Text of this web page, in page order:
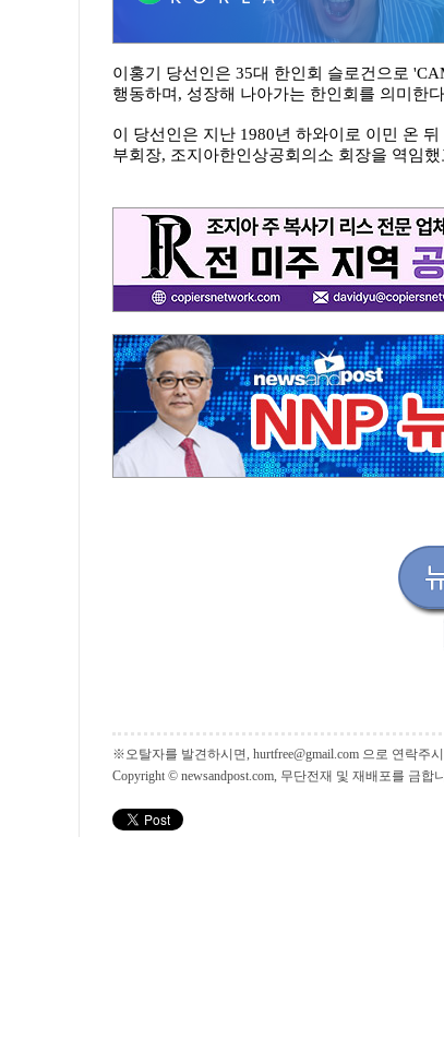
이홍기 당선인은 35대 한인회 슬로건으로
행동하며, 성장해 나아가는 한인회를 의미한
이 당선인은 지난 1980년 하와이로 이민 온
부회장, 조지아한인상공회의소 회장을 역임
※오탈자를 발견하시면, hurtfree@gmail.com 으로 연락주
Copyright © newsandpost.com, 무단전재 및 재배포를 금합